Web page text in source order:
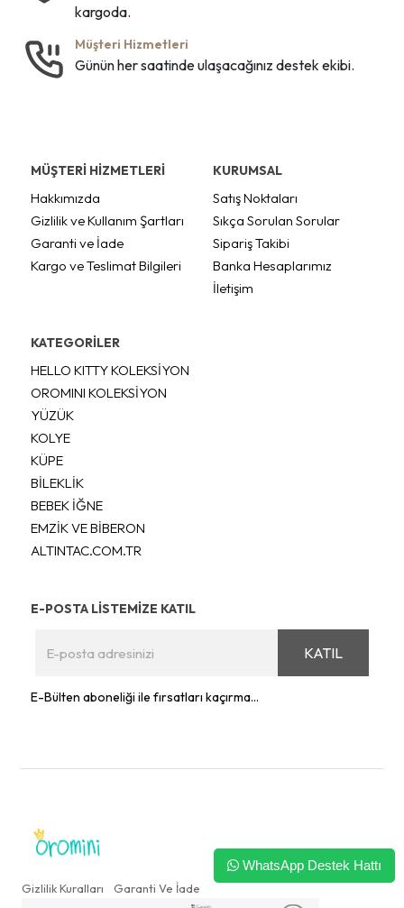
kargoda.
Müşteri Hizmetleri
Günün her saatinde ulaşacağınız destek ekibi.
MÜŞTERİ HİZMETLERİ
Hakkımızda
Gizlilik ve Kullanım Şartları
Garanti ve İade
Kargo ve Teslimat Bilgileri
KURUMSAL
Satış Noktaları
Sıkça Sorulan Sorular
Sipariş Takibi
Banka Hesaplarımız
İletişim
KATEGORİLER
HELLO KITTY KOLEKSİYON
OROMINI KOLEKSİYON
YÜZÜK
KOLYE
KÜPE
BİLEKLİK
BEBEK İĞNE
EMZİK VE BİBERON
ALTINTAC.COM.TR
E-POSTA LİSTEMİZE KATIL
KATIL
E-Bülten aboneliği ile fırsatları kaçırma...
Gizlilik Kuralları Garanti Ve İade
WhatsApp Destek Hattı